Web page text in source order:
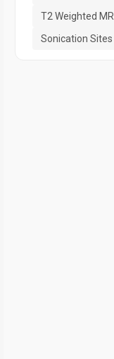
T2 Weighted MRI
Sonication Sites